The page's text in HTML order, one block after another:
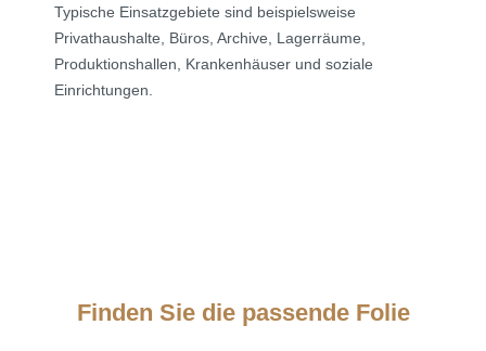
Typische Einsatzgebiete sind beispielsweise
Privathaushalte, Büros, Archive, Lagerräume,
Produktionshallen, Krankenhäuser und soziale
Einrichtungen.
Finden Sie die passende Folie